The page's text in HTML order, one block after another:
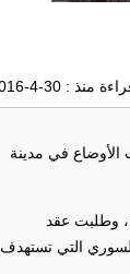
30-4-2016
في مدينة
وطلبت عقد
التي تستهدف